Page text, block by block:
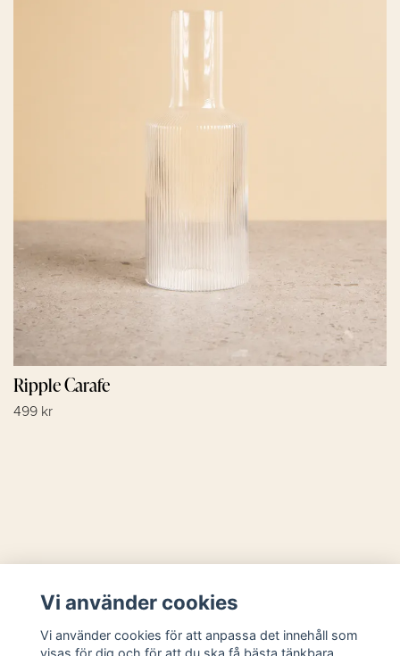
Ripple Carafe
499 kr
Sociala medier
Vi använder cookies
Vi använder cookies för att anpassa det innehåll som
visas för dig och för att du ska få bästa tänkbara